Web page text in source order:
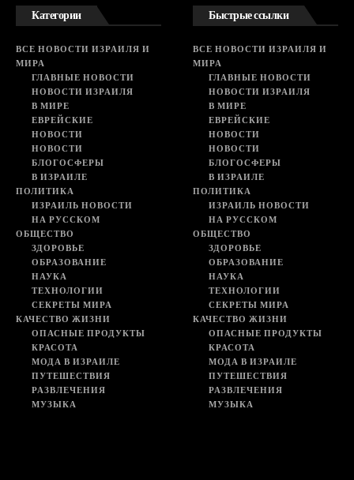
Категории
ВСЕ НОВОСТИ ИЗРАИЛЯ И
МИРА
ГЛАВНЫЕ НОВОСТИ
НОВОСТИ ИЗРАИЛЯ
В МИРЕ
ЕВРЕЙСКИЕ
НОВОСТИ
НОВОСТИ
БЛОГОСФЕРЫ
В ИЗРАИЛЕ
ПОЛИТИКА
ИЗРАИЛЬ НОВОСТИ
НА РУССКОМ
ОБЩЕСТВО
ЗДОРОВЬЕ
ОБРАЗОВАНИЕ
НАУКА
ТЕХНОЛОГИИ
СЕКРЕТЫ МИРА
КАЧЕСТВО ЖИЗНИ
ОПАСНЫЕ ПРОДУКТЫ
КРАСОТА
МОДА В ИЗРАИЛЕ
ПУТЕШЕСТВИЯ
РАЗВЛЕЧЕНИЯ
МУЗЫКА
Быстрые ссылки
ВСЕ НОВОСТИ ИЗРАИЛЯ И
МИРА
ГЛАВНЫЕ НОВОСТИ
НОВОСТИ ИЗРАИЛЯ
В МИРЕ
ЕВРЕЙСКИЕ
НОВОСТИ
НОВОСТИ
БЛОГОСФЕРЫ
В ИЗРАИЛЕ
ПОЛИТИКА
ИЗРАИЛЬ НОВОСТИ
НА РУССКОМ
ОБЩЕСТВО
ЗДОРОВЬЕ
ОБРАЗОВАНИЕ
НАУКА
ТЕХНОЛОГИИ
СЕКРЕТЫ МИРА
КАЧЕСТВО ЖИЗНИ
ОПАСНЫЕ ПРОДУКТЫ
КРАСОТА
МОДА В ИЗРАИЛЕ
ПУТЕШЕСТВИЯ
РАЗВЛЕЧЕНИЯ
МУЗЫКА